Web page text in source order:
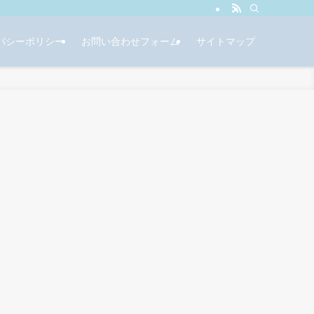
シーポリシー お問い合わせフォーム サイトマップ